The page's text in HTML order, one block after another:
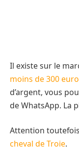
Il existe sur le
moins de 300
d’argent, vous
de WhatsApp. La
Attention
cheval de Troie.